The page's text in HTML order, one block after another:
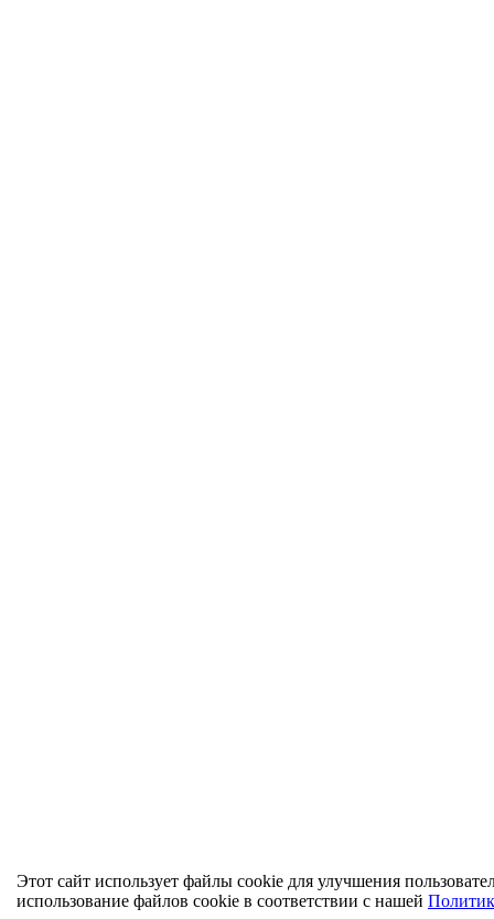
Этот сайт использует файлы cookie для улучшения
использование файлов cookie в соответствии с нашей